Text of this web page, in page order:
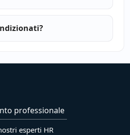
professionale
esperti HR